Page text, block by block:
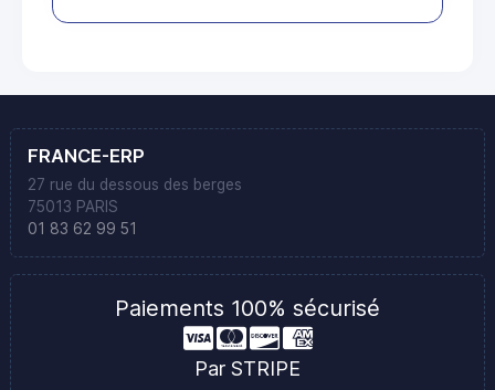
FRANCE-ERP
27 rue du dessous des berges
75013 PARIS
01 83 62 99 51
Paiements 100% sécurisé
Par STRIPE